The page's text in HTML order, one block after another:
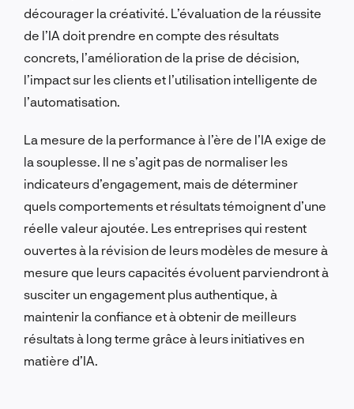
décourager la créativité. L’évaluation de la réussite
de l’IA doit prendre en compte des résultats
concrets, l’amélioration de la prise de décision,
l’impact sur les clients et l’utilisation intelligente de
l’automatisation.
La mesure de la performance à l’ère de l’IA exige de
la souplesse. Il ne s’agit pas de normaliser les
indicateurs d’engagement, mais de déterminer
quels comportements et résultats témoignent d’une
réelle valeur ajoutée. Les entreprises qui restent
ouvertes à la révision de leurs modèles de mesure à
mesure que leurs capacités évoluent parviendront à
susciter un engagement plus authentique, à
maintenir la confiance et à obtenir de meilleurs
résultats à long terme grâce à leurs initiatives en
matière d’IA.